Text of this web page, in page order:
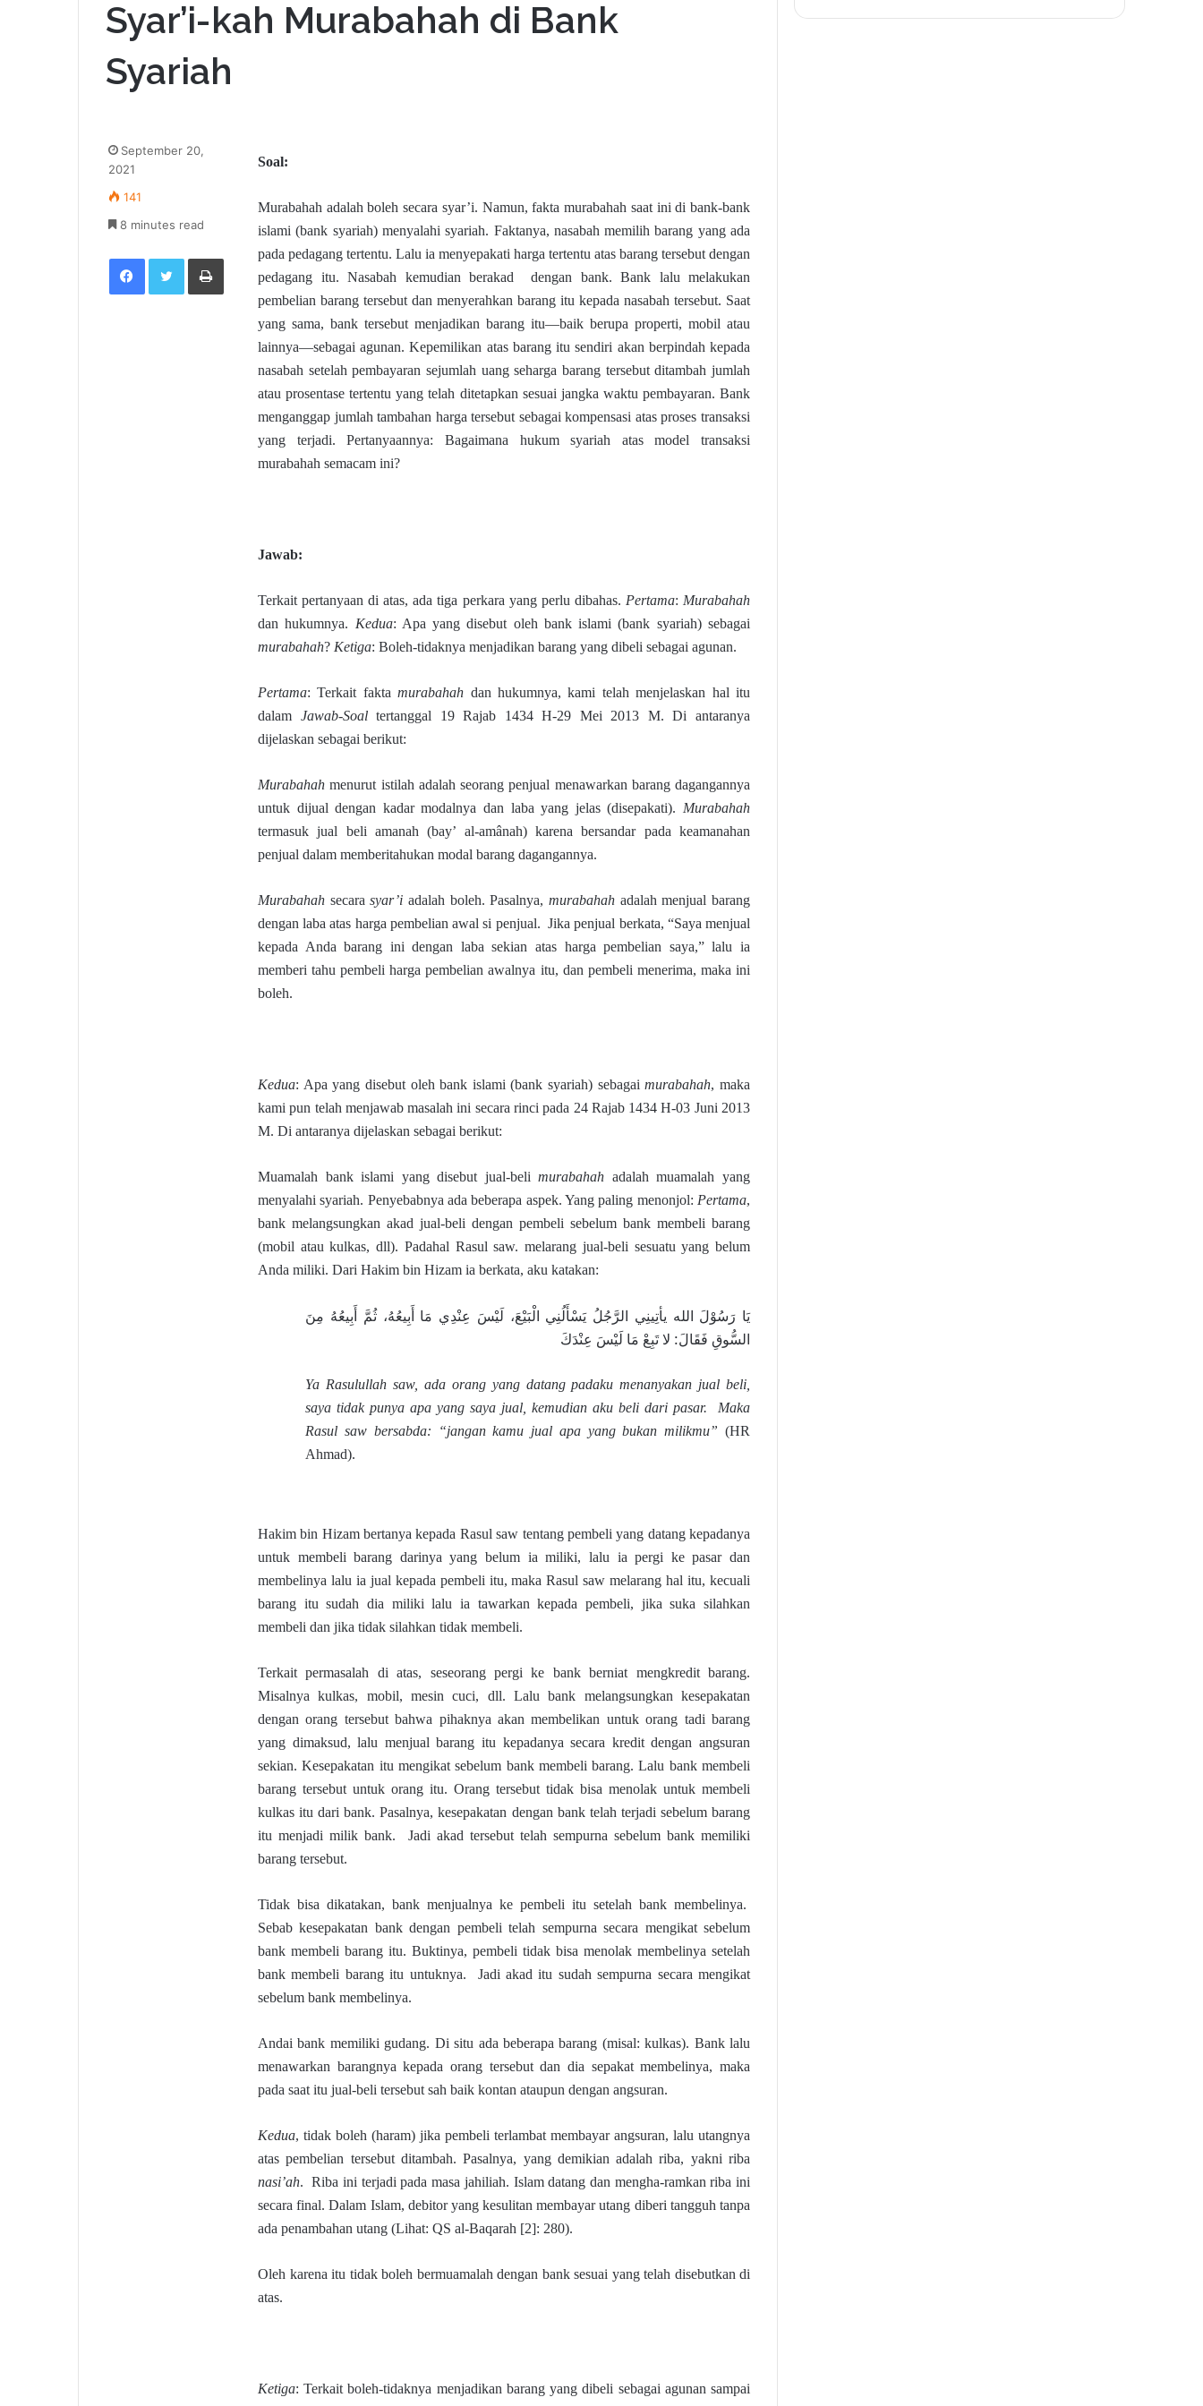
Syar’i-kah Murabahah di Bank
Syariah
Soal:
Murabahah adalah boleh secara syar’i. Namun, fakta murabahah saat ini di bank-bank
islami (bank syariah) menyalahi syariah. Faktanya, nasabah memilih barang yang ada
pada pedagang tertentu. Lalu ia menyepakati harga tertentu atas barang tersebut dengan
pedagang itu. Nasabah kemudian berakad dengan bank. Bank lalu melakukan
pembelian barang tersebut dan menyerahkan barang itu kepada nasabah tersebut. Saat
yang sama, bank tersebut menjadikan barang itu—baik berupa properti, mobil atau
lainnya—sebagai agunan. Kepemilikan atas barang itu sendiri akan berpindah kepada
nasabah setelah pembayaran sejumlah uang seharga barang tersebut ditambah jumlah
atau prosentase tertentu yang telah ditetapkan sesuai jangka waktu pembayaran. Bank
menganggap jumlah tambahan harga tersebut sebagai kompensasi atas proses transaksi
yang terjadi. Pertanyaannya: Bagaimana hukum syariah atas model transaksi
murabahah semacam ini?
Jawab:
Terkait pertanyaan di atas, ada tiga perkara yang perlu dibahas. Pertama: Murabahah
dan hukumnya. Kedua: Apa yang disebut oleh bank islami (bank syariah) sebagai
murabahah? Ketiga: Boleh-tidaknya menjadikan barang yang dibeli sebagai agunan.
Pertama: Terkait faktamurabahah dan hukumnya, kami telah menjelaskan hal itu
dalam Jawab-Soaltertanggal 19 Rajab 1434 H-29 Mei 2013 M. Di antaranya
dijelaskan sebagai berikut:
Murabahah menurut istilah adalah seorang penjual menawarkan barang dagangannya
untuk dijual dengan kadar modalnya dan laba yang jelas (disepakati). Murabahah
termasuk jual beli amanah (bay’ al-amânah) karena bersandar pada keamanahan
penjual dalam memberitahukan modal barang dagangannya.
Murabahah secarasyar’i adalah boleh. Pasalnya,murabahah adalah menjual barang
dengan laba atas harga pembelian awal si penjual. Jika penjual berkata, “Saya menjual
kepada Anda barang ini dengan laba sekian atas harga pembelian saya,” lalu ia
memberi tahu pembeli harga pembelian awalnya itu, dan pembeli menerima, maka ini
boleh.
Kedua: Apa yang disebut oleh bank islami (bank syariah) sebagaimurabahah, maka
kami pun telah menjawab masalah ini secara rinci pada 24 Rajab 1434 H-03 Juni 2013
M. Di antaranya dijelaskan sebagai berikut:
Muamalah bank islami yang disebut jual-belimurabahah adalah muamalah yang
menyalahi syariah. Penyebabnya ada beberapa aspek. Yang paling menonjol: Pertama,
bank melangsungkan akad jual-beli dengan pembeli sebelum bank membeli barang
(mobil atau kulkas, dll). Padahal Rasul saw. melarang jual-beli sesuatu yang belum
Anda miliki. Dari Hakim bin Hizam ia berkata, aku katakan:
يَا رَسُوْلَ الله يأتِينِي الرَّجُلُ يَسْأَلُنِي الْبَيْعَ، لَيْسَ عِنْدِي مَا أَبِيعُهُ، ثُمَّ أَبِيعُهُ مِنَ
السُّوقِ فَقَالَ: لا تَبِعْ مَا لَيْسَ عِنْدَكَ
Ya Rasulullah saw, ada orang yang datang padaku menanyakan jual beli,
saya tidak punya apa yang saya jual, kemudian aku beli dari pasar. Maka
Rasul saw bersabda: “jangan kamu jual apa yang bukan milikmu” (HR
Ahmad).
Hakim bin Hizam bertanya kepada Rasul saw tentang pembeli yang datang kepadanya
untuk membeli barang darinya yang belum ia miliki, lalu ia pergi ke pasar dan
membelinya lalu ia jual kepada pembeli itu, maka Rasul saw melarang hal itu, kecuali
barang itu sudah dia miliki lalu ia tawarkan kepada pembeli, jika suka silahkan
membeli dan jika tidak silahkan tidak membeli.
Terkait permasalah di atas, seseorang pergi ke bank berniat mengkredit barang.
Misalnya kulkas, mobil, mesin cuci, dll. Lalu bank melangsungkan kesepakatan
dengan orang tersebut bahwa pihaknya akan membelikan untuk orang tadi barang
yang dimaksud, lalu menjual barang itu kepadanya secara kredit dengan angsuran
sekian. Kesepakatan itu mengikat sebelum bank membeli barang. Lalu bank membeli
barang tersebut untuk orang itu. Orang tersebut tidak bisa menolak untuk membeli
kulkas itu dari bank. Pasalnya, kesepakatan dengan bank telah terjadi sebelum barang
itu menjadi milik bank. Jadi akad tersebut telah sempurna sebelum bank memiliki
barang tersebut.
Tidak bisa dikatakan, bank menjualnya ke pembeli itu setelah bank membelinya.
Sebab kesepakatan bank dengan pembeli telah sempurna secara mengikat sebelum
bank membeli barang itu. Buktinya, pembeli tidak bisa menolak membelinya setelah
bank membeli barang itu untuknya. Jadi akad itu sudah sempurna secara mengikat
sebelum bank membelinya.
Andai bank memiliki gudang. Di situ ada beberapa barang (misal: kulkas). Bank lalu
menawarkan barangnya kepada orang tersebut dan dia sepakat membelinya, maka
pada saat itu jual-beli tersebut sah baik kontan ataupun dengan angsuran.
Kedua, tidak boleh (haram) jika pembeli terlambat membayar angsuran, lalu utangnya
atas pembelian tersebut ditambah. Pasalnya, yang demikian adalah riba, yakni riba
nasi’ah. Riba ini terjadi pada masa jahiliah. Islam datang dan mengha-ramkan riba ini
secara final. Dalam Islam, debitor yang kesulitan membayar utang diberi tangguh tanpa
ada penambahan utang (Lihat: QS al-Baqarah [2]: 280).
Oleh karena itu tidak boleh bermuamalah dengan bank sesuai yang telah disebutkan di
atas.
Ketiga: Terkait boleh-tidaknya menjadikan barang yang dibeli sebagai agunan sampai
September 20,
2021
141
8 minutes read
Facebook Twitter Print